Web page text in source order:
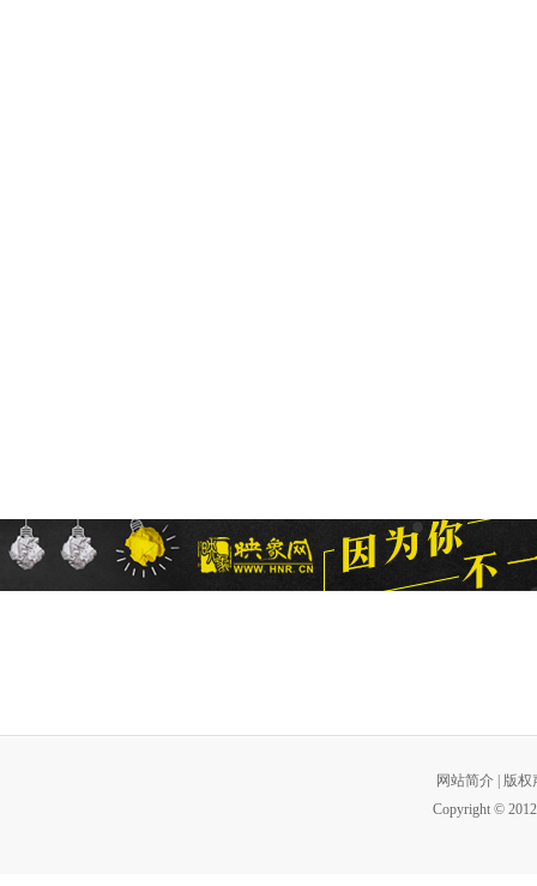
网站简介
版权
Copyright ©